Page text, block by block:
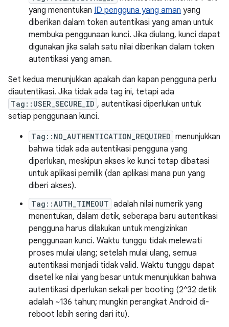
yang menentukan ID pengguna yang aman yang
diberikan dalam token autentikasi yang aman untuk
membuka penggunaan kunci. Jika diulang, kunci dapat
digunakan jika salah satu nilai diberikan dalam token
autentikasi yang aman.
Set kedua menunjukkan apakah dan kapan pengguna perlu
diautentikasi. Jika tidak ada tag ini, tetapi ada
Tag::USER_SECURE_ID , autentikasi diperlukan untuk
setiap penggunaan kunci.
Tag::NO_AUTHENTICATION_REQUIRED menunjukkan
bahwa tidak ada autentikasi pengguna yang
diperlukan, meskipun akses ke kunci tetap dibatasi
untuk aplikasi pemilik (dan aplikasi mana pun yang
diberi akses).
Tag::AUTH_TIMEOUT adalah nilai numerik yang
menentukan, dalam detik, seberapa baru autentikasi
pengguna harus dilakukan untuk mengizinkan
penggunaan kunci. Waktu tunggu tidak melewati
proses mulai ulang; setelah mulai ulang, semua
autentikasi menjadi tidak valid. Waktu tunggu dapat
disetel ke nilai yang besar untuk menunjukkan bahwa
autentikasi diperlukan sekali per booting (2^32 detik
adalah ~136 tahun; mungkin perangkat Android di-
reboot lebih sering dari itu).